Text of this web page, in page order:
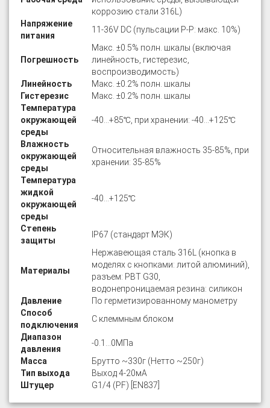
коррозию стали 316L)
Напряжение
питания
11-36V DC (пульсации P-P: макс. 10%)
Погрешность
Макс. ±0.5% полн. шкалы (включая
линейность, гистерезис,
воспроизводимость)
Линейность
Макс. ±0.2% полн. шкалы
Гистерезис
Макс. ±0.2% полн. шкалы
Температура
окружающей
среды
-40…+85℃, при хранении: -40…+125℃
Влажность
окружающей
среды
Относительная влажность 35-85%, при
хранении: 35-85%
Температура
жидкой
окружающей
среды
-40…+125℃
Степень
защиты
IP67 (стандарт МЭК)
Материалы
Нержавеющая сталь 316L (кнопка в
моделях с кнопками: литой алюминий),
разъем: PBT G30,
водонепроницаемая резина: силикон
Давление
По герметизированному манометру
Способ
подключения
C клеммным блоком
Диапазон
давления
-0.1…0МПа
Масса
Брутто ~330г (Нетто ~250г)
Тип выхода
Выход 4-20мА
Штуцер
G1/4 (PF) [EN837]